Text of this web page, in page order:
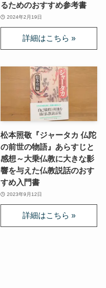
るためのおすすめ参考書
2024年2月19日
松本照敬『ジャータカ 仏陀
の前世の物語』あらすじと
感想～大乗仏教に大きな影
響を与えた仏教説話のおす
すめ入門書
2023年9月12日